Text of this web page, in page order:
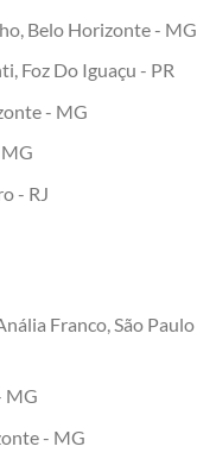
Belo Horizonte - MG
Foz Do Iguaçu - PR
- MG
- RJ
Franco, São Paulo
MG
- MG